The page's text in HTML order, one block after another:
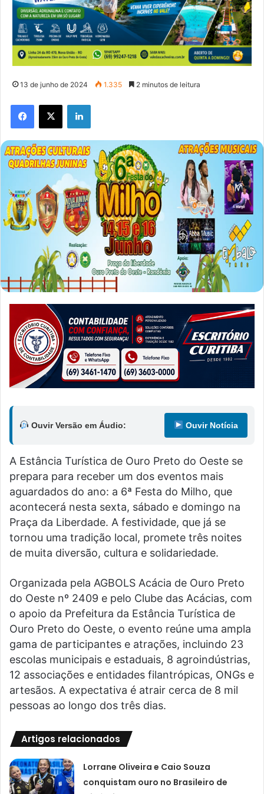
13 de junho de 2024 1.335 2 minutos de leitura
Facebook
X Linkedin
Ouvir Versão em Áudio: Ouvir Notícia
A Estância Turística de Ouro Preto do Oeste se
prepara para receber um dos eventos mais
aguardados do ano: a 6ª Festa do Milho, que
acontecerá nesta sexta, sábado e domingo na
Praça da Liberdade. A festividade, que já se
tornou uma tradição local, promete três noites
de muita diversão, cultura e solidariedade.
Organizada pela AGBOLS Acácia de Ouro Preto
do Oeste nº 2409 e pelo Clube das Acácias, com
o apoio da Prefeitura da Estância Turística de
Ouro Preto do Oeste, o evento reúne uma ampla
gama de participantes e atrações, incluindo 23
escolas municipais e estaduais, 8 agroindústrias,
12 associações e entidades filantrópicas, ONGs e
artesãos. A expectativa é atrair cerca de 8 mil
pessoas ao longo dos três dias.
Artigos relacionados
Lorrane Oliveira e Caio Souza
conquistam ouro no Brasileiro de